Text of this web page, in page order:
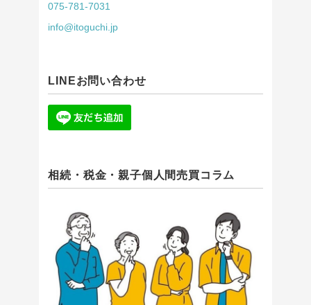
075-781-7031
info@itoguchi.jp
LINEお問い合わせ
相続・税金・親子個人間売買コラム